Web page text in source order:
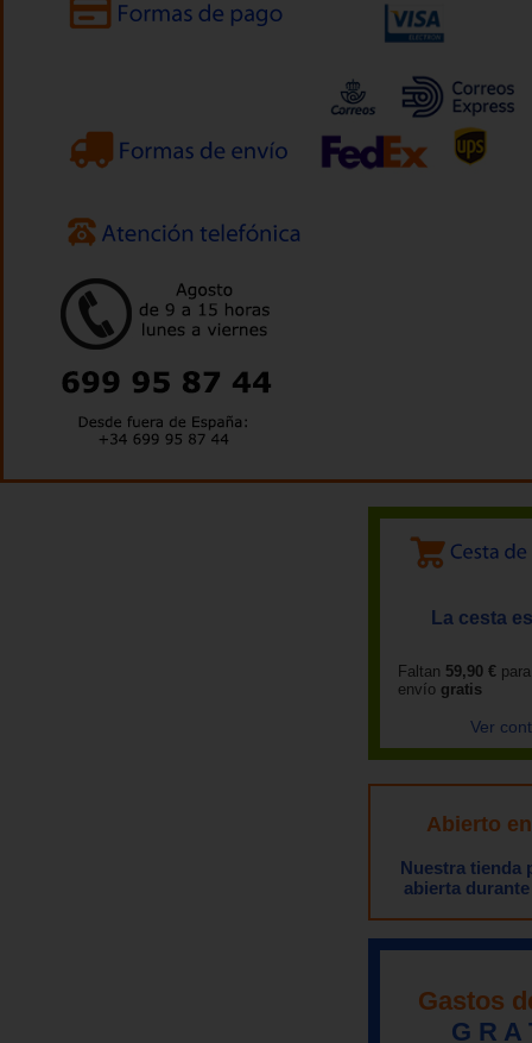
La cesta
Faltan 59,90 €
envío gratis
Ver
Abierto
Nuestra tienda
abierta
Gastos
G R A